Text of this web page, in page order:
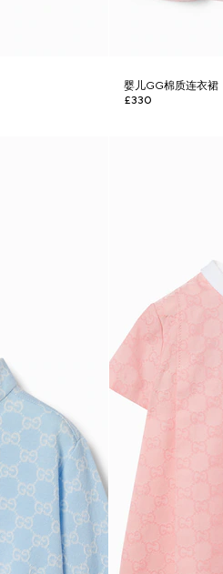
婴儿GG棉质连衣裙
£330